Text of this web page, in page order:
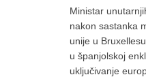
Ministar
nakon sastanka
unije u
u španjolskoj
uključivanje